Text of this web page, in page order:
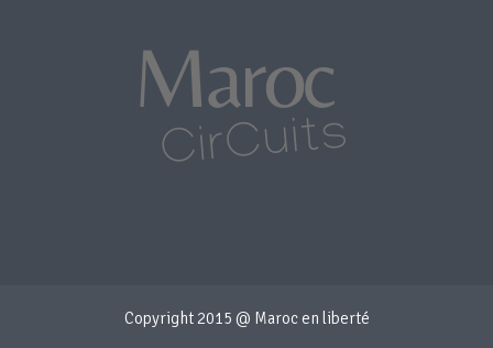
Copyright 2015 @ Maroc en liberté